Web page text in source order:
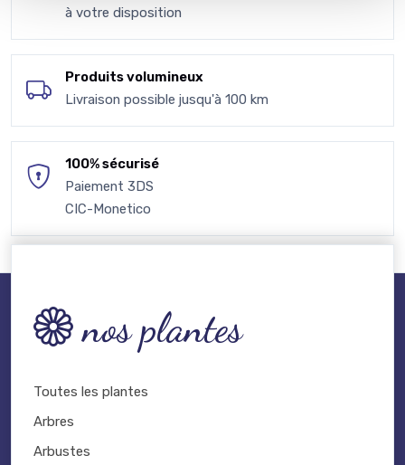
à votre disposition
Produits volumineux
Livraison possible jusqu'à 100 km
100% sécurisé
Paiement 3DS
CIC-Monetico
nos plantes
Toutes les plantes
Arbres
Arbustes